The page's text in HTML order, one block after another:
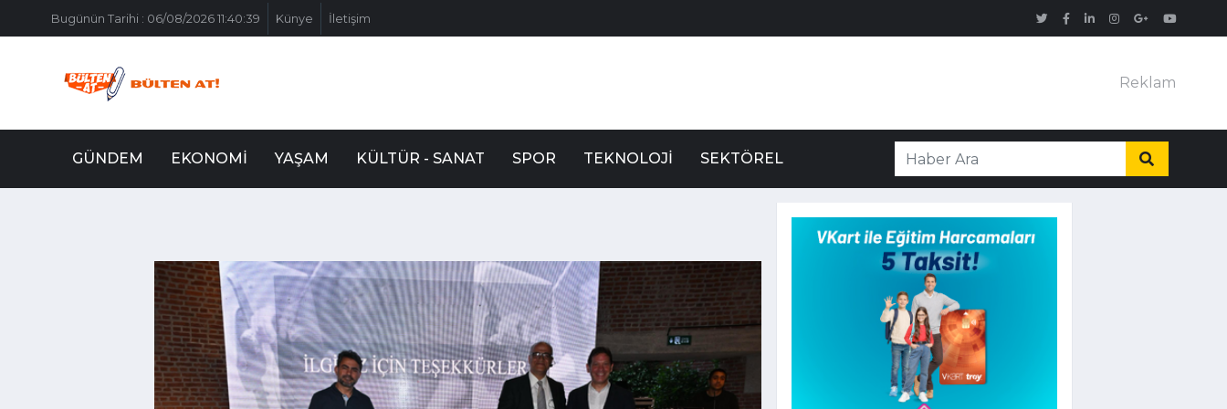
Bugünün Tarihi : 06/08/2026 11:40:39 Künye İletişim
Reklam
GÜNDEM EKONOMI YAŞAM KÜLTÜR - SANAT SPOR TEKNOLOJI SEKTÖREL